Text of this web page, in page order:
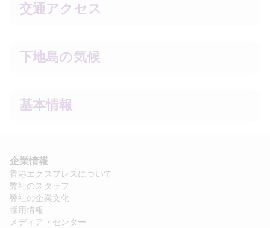
交通アクセス
下地島の気候
基本情報
企業情報
香港エクスプレスについて
弊社のスタッフ
弊社の企業文化
採用情報
メディア・センター